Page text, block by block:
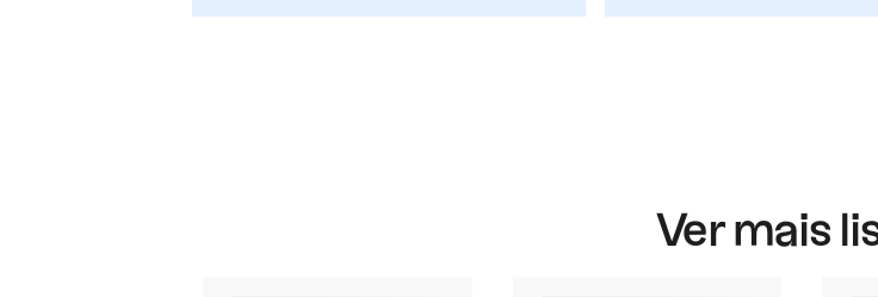
Ver mais